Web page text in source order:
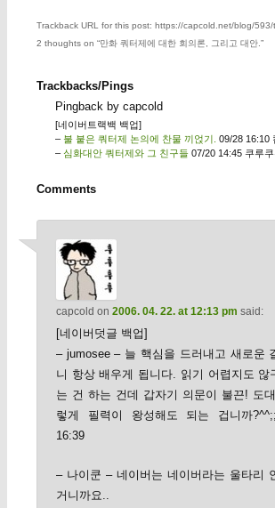
Trackback URL for this post: https://capcold.net/blog/593/
2 thoughts on “만화 쿼터제에 대한 회의론, 그리고 대안. ”
Trackbacks/Pings
Pingback by capcold
[네이버트랙백 백업]
– 불 붙은 쿼터제 논의에 찬물 끼얹기. 09/28 16:10
– 심화대안 쿼터제와 그 친구들07/20 14:45 쿠루
Comments
capcold on 2006. 04. 22. at 12:13 pm said:
[네이버덧글 백업]
– jumosee – 늘 핵심을 드러내고 새로운
니 항상 배우게 됩니다. 읽기 어렵지도 않
는 건 하는 건데 갑자기 의문이 불끈! 도
렇게 필력이 왕성해도 되는 겁니까
16:39
– 나이쿤 – 네이버는 네이버라는 울타리
거니까요..